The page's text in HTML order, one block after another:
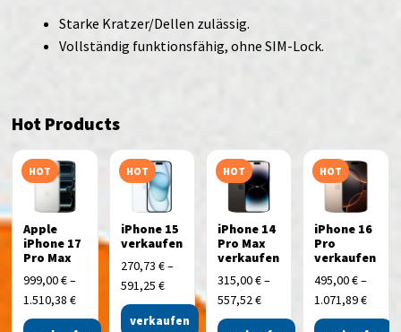
Starke Kratzer/Dellen zulässig.
Vollständig funktionsfähig, ohne SIM-Lock.
Hot Products
HOT
Apple
iPhone 17
Pro Max
999,00€–
1.510,38€
HOT
iPhone 15
verkaufen
270,73 €–
591,25 €
verkaufen
HOT
iPhone 14
Pro Max
verkaufen
315,00€–
557,52€
HOT
iPhone 16
Pro
verkaufen
495,00€–
1.071,89€